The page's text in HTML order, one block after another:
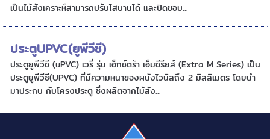
เป็นไม้สังเคราะห์สามารถปรับไสบานได้ และปิดขอบ...
ประตูUPVC(ยูพีวีซี)
ประตูยูพีวีซี (uPVC) เวรี่ รุ่น เอ็กซ์ตร้า เอ็มซีรียส์ (Extra M Series) เป็น
ประตูยูพีวีซี(UPVC) ที่มีความหนาของผนังไวนิลถึง 2 มิลลิเมตร โดยนำ
มาประกบ กับโครงประตู ซึ่งผลิตจากไม้สัง...